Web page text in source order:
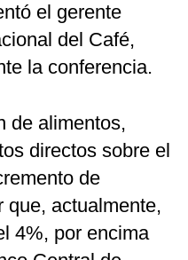
el gerente
del Café,
la conferencia.
de alimentos,
directos sobre el
de
que, actualmente,
4%, por encima